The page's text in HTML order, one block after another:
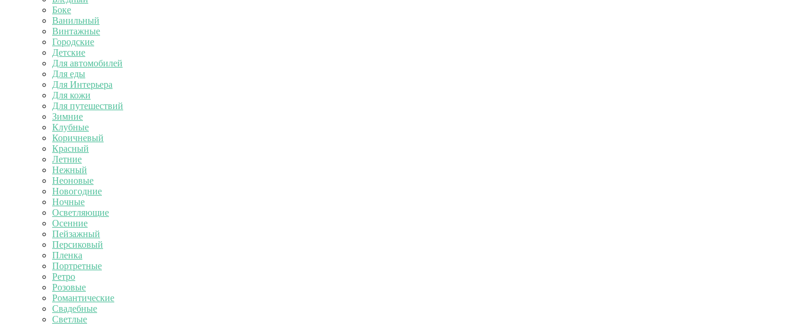
Боке
Ванильный
Винтажные
Городские
Детские
Для автомобилей
Для еды
Для Интерьера
Для кожи
Для путешествий
Зимние
Клубные
Коричневый
Красный
Летние
Нежный
Неоновые
Новогодние
Ночные
Осветляющие
Осенние
Пейзажный
Персиковый
Пленка
Портретные
Ретро
Розовые
Романтические
Свадебные
Светлые